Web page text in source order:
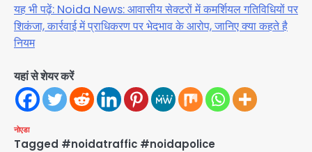
यह भी पढ़ें: Noida News: आवासीय सेक्टरों में कमर्शियल गतिविधियों पर
शिकंजा, कार्रवाई में प्राधिकरण पर भेदभाव के आरोप, जानिए क्या कहते है
नियम
यहां से शेयर करें
नोएडा
Tagged #noidatraffic #noidapolice